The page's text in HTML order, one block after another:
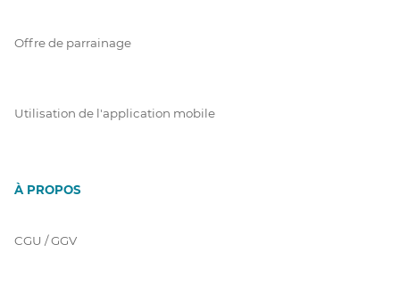
Offre de parrainage
Utilisation de l'application mobile
À PROPOS
CGU / GGV